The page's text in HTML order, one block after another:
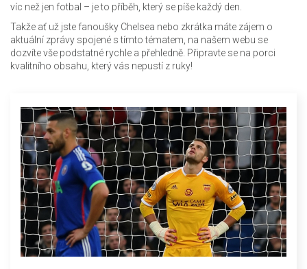
víc než jen fotbal – je to příběh, který se píše každý den.
Takže ať už jste fanoušky Chelsea nebo zkrátka máte zájem o
aktuální zprávy spojené s tímto tématem, na našem webu se
dozvíte vše podstatné rychle a přehledně. Připravte se na porci
kvalitního obsahu, který vás nepustí z ruky!